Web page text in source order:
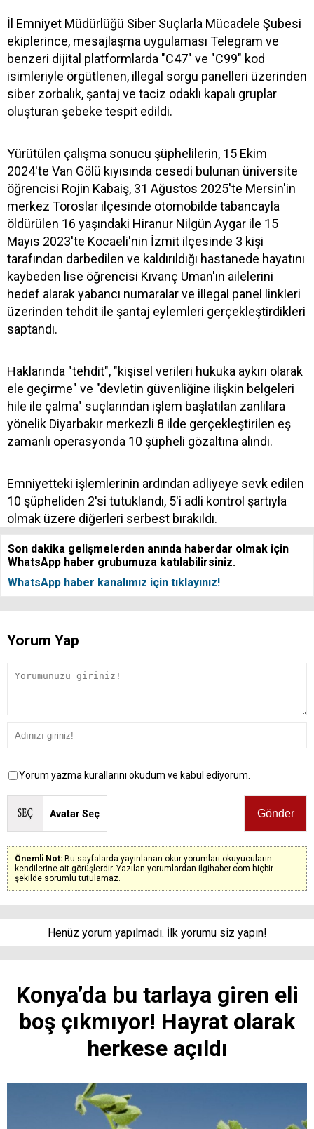
İl Emniyet Müdürlüğü Siber Suçlarla Mücadele Şubesi
ekiplerince, mesajlaşma uygulaması Telegram ve
benzeri dijital platformlarda "C47" ve "C99" kod
isimleriyle örgütlenen, illegal sorgu panelleri üzerinden
siber zorbalık, şantaj ve taciz odaklı kapalı gruplar
oluşturan şebeke tespit edildi.
Yürütülen çalışma sonucu şüphelilerin, 15 Ekim
2024'te Van Gölü kıyısında cesedi bulunan üniversite
öğrencisi Rojin Kabaiş, 31 Ağustos 2025'te Mersin'in
merkez Toroslar ilçesinde otomobilde tabancayla
öldürülen 16 yaşındaki Hiranur Nilgün Aygar ile 15
Mayıs 2023'te Kocaeli'nin İzmit ilçesinde 3 kişi
tarafından darbedilen ve kaldırıldığı hastanede hayatını
kaybeden lise öğrencisi Kıvanç Uman'ın ailelerini
hedef alarak yabancı numaralar ve illegal panel linkleri
üzerinden tehdit ile şantaj eylemleri gerçekleştirdikleri
saptandı.
Haklarında "tehdit", "kişisel verileri hukuka aykırı olarak
ele geçirme" ve "devletin güvenliğine ilişkin belgeleri
hile ile çalma" suçlarından işlem başlatılan zanlılara
yönelik Diyarbakır merkezli 8 ilde gerçekleştirilen eş
zamanlı operasyonda 10 şüpheli gözaltına alındı.
Emniyetteki işlemlerinin ardından adliyeye sevk edilen
10 şüpheliden 2'si tutuklandı, 5'i adli kontrol şartıyla
olmak üzere diğerleri serbest bırakıldı.
Son dakika gelişmelerden anında haberdar olmak için
WhatsApp haber grubumuza katılabilirsiniz.
WhatsApp haber kanalımız için tıklayınız!
Yorum Yap
Yorum yazma kurallarını okudum ve kabul ediyorum.
Avatar Seç
Önemli Not: Bu sayfalarda yayınlanan okur yorumları okuyucuların
kendilerine ait görüşlerdir. Yazılan yorumlardan ilgihaber.com hiçbir
şekilde sorumlu tutulamaz.
Henüz yorum yapılmadı. İlk yorumu siz yapın!
Konya’da bu tarlaya giren eli
boş çıkmıyor! Hayrat olarak
herkese açıldı